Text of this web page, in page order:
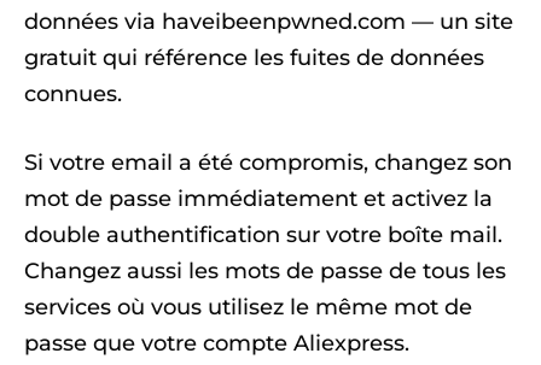
données via haveibeenpwned.com — un site
gratuit qui référence les fuites de données
connues.
Si votre email a été compromis, changez son
mot de passe immédiatement et activez la
double authentification sur votre boîte mail.
Changez aussi les mots de passe de tous les
services où vous utilisez le même mot de
passe que votre compte Aliexpress.